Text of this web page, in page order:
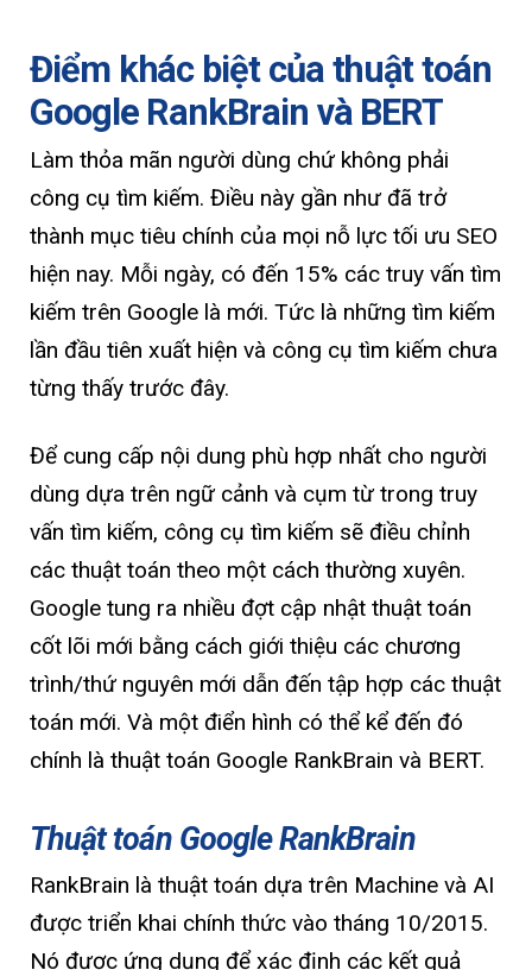
Điểm khác biệt của thuật toán
Google RankBrain và BERT
Làm thỏa mãn người dùng chứ không phải
công cụ tìm kiếm. Điều này gần như đã trở
thành mục tiêu chính của mọi nỗ lực tối ưu SEO
hiện nay. Mỗi ngày, có đến 15% các truy vấn tìm
kiếm trên Google là mới. Tức là những tìm kiếm
lần đầu tiên xuất hiện và công cụ tìm kiếm chưa
từng thấy trước đây.
Để cung cấp nội dung phù hợp nhất cho người
dùng dựa trên ngữ cảnh và cụm từ trong truy
vấn tìm kiếm, công cụ tìm kiếm sẽ điều chỉnh
các thuật toán theo một cách thường xuyên.
Google tung ra nhiều đợt cập nhật thuật toán
cốt lõi mới bằng cách giới thiệu các chương
trình/thứ nguyên mới dẫn đến tập hợp các thuật
toán mới. Và một điển hình có thể kể đến đó
chính là thuật toán Google RankBrain và BERT.
Thuật toán Google RankBrain
RankBrain là thuật toán dựa trên Machine và AI
được triển khai chính thức vào tháng 10/2015.
Nó được ứng dụng để xác định các kết quả